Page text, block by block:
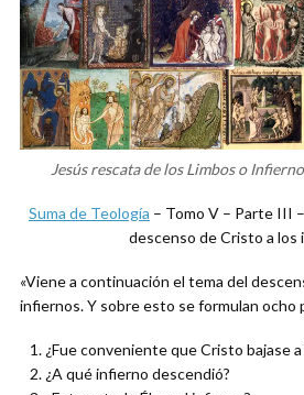
Jesús rescata de los Limbos o
Suma de Teología – Tomo V – Parte III –
descenso de Cristo a los
«Viene a continuación el tema del
infiernos. Y sobre esto se formulan ocho
¿Fue conveniente que Cristo bajase
¿A qué infierno descendió?